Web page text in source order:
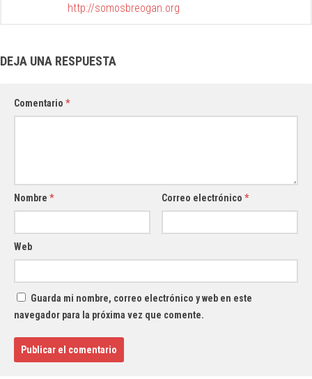
http://somosbreogan.org
DEJA UNA RESPUESTA
Comentario *
Nombre * Correo electrónico*
Web
Guarda mi nombre, correo electrónico y web en este
navegador para la próxima vez que comente.